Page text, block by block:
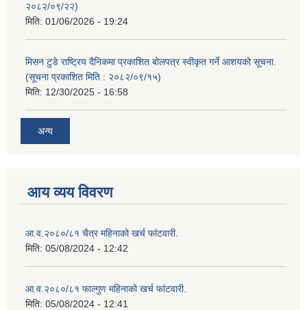
२०८२/०९/२२)
मिति: 01/06/2026 - 19:24
मिसन टुडे राष्ट्रिय दैनिकमा प्रकाशित बोलपत्र स्वीकृत गर्ने आशयको सूचना.
(सूचना प्रकाशित मिति : २०८२/०९/१५)
मिति: 12/30/2025 - 16:58
अन्य
आय व्यय विवरण
आ.व.२०८०/८१ चैत्र महिनाको खर्च फांटवारी.
मिति: 05/08/2024 - 12:42
आ.व.२०८०/८१ फाल्गुण महिनाको खर्च फांटवारी.
मिति: 05/08/2024 - 12:41